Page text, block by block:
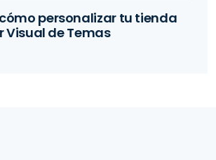
personalizar tu tienda
Visual de Temas